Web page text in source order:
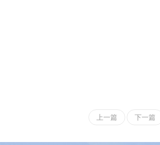
令升帆、调帆及控帆等操作更加便捷。20 世纪
的无限热忱，勾勒出了一副梦幻迷人的画卷。
上一篇 下一篇